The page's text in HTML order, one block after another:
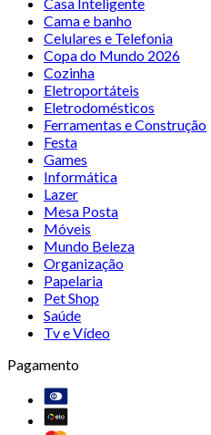
Cama e banho
Celulares e Telefonia
Copa do Mundo 2026
Cozinha
Eletroportáteis
Eletrodomésticos
Ferramentas e Construção
Festa
Games
Informática
Lazer
Mesa Posta
Móveis
Mundo Beleza
Organização
Papelaria
Pet Shop
Saúde
Tv e Vídeo
Pagamento